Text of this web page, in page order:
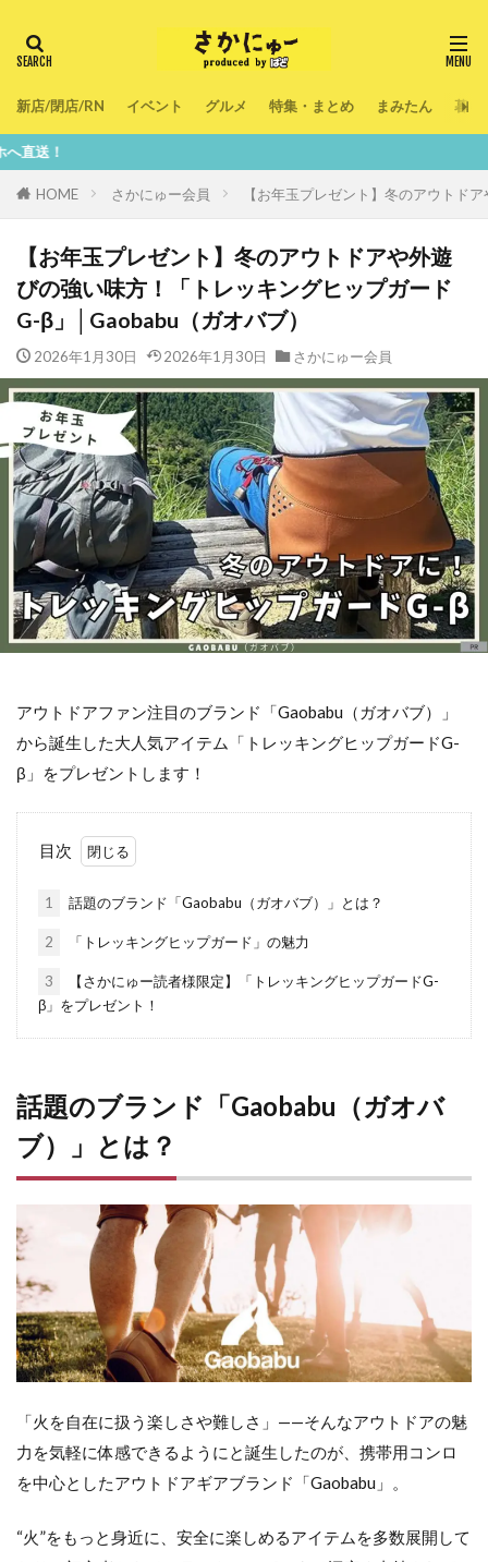
新店/閉店/RN イベント グルメ 特集・まとめ まみたん 暮ら
HOME さかにゅー会員 【お年玉プレゼント】冬のアウトド
【お年玉プレゼント】冬のアウトドアや外遊
びの強い味方！「トレッキングヒップガード
G-β」│Gaobabu（ガオバブ）
2026年1月30日 2026年1月30日 さかにゅー会員
アウトドアファン注目のブランド「Gaobabu（ ガオバブ）」
から誕生 した大人気アイテム「トレッキングヒップガードG-
β 」をプレゼントします！
目次
1 話題のブランド「Gaobabu（ガオバブ）」とは？
2 「トレッキングヒップガード」の魅力
3
【さかにゅー読者様限定】「トレッキングヒップガードG-
β」をプレゼント！
話題のブランド「Gaobabu（ガオバ
ブ）」 と は？
「火 を自在に扱う 楽しさや難し さ」——そんなアウトドアの魅
力 を気軽に体感できる よう に と誕生 したのが、 携帯用コンロ
を中心と したアウトドアギアブランド「Gaobabu」。
“火”をもっと身近に、 安全に楽しめるアイテム を多数展開 して